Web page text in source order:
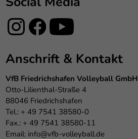
Anschrift & Kontakt
VfB Friedrichshafen Volleyball GmbH
Otto-Lilienthal-Straße 4
88046 Friedrichshafen
Tel.: + 49 7541 38580-0
Fax.: + 49 7541 38580-11
Email: info@vfb-volleyball.de